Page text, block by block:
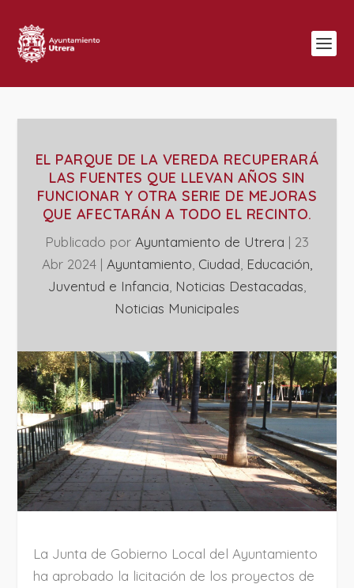
EL PARQUE DE LA VEREDA RECUPERARÁ
LAS FUENTES QUE LLEVAN AÑOS SIN
FUNCIONAR Y OTRA SERIE DE MEJORAS
QUE AFECTARÁN A TODO EL RECINTO.
Publicado por Ayuntamiento de Utrera | 23
Abr 2024 | Ayuntamiento Ciudad Educación,
Juventud e Infancia Noticias Destacadas
‎Noticias Municipales
La Junta de Gobierno Local del Ayuntamiento
ha aprobado la licitación de los proyectos de